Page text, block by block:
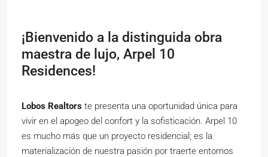
¡Bienvenido a la distinguida obra
maestra de lujo, Arpel 10
Residences!
Lobos Realtors te presenta una oportunidad única para
vivir en el apogeo del confort y la sofisticación. Arpel 10
es mucho más que un proyecto residencial; es la
materialización de nuestra pasión por traerte entornos